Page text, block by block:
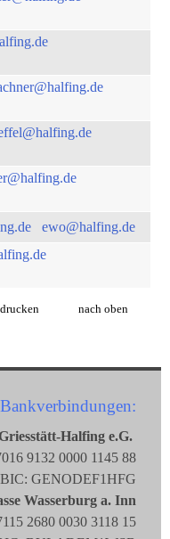
ewo@halfing.de
drucken nach oben
Bankverbindungen:
Halfing e.G.
9132 0000 1145 88
GENODEF1HFG
Wasserburg a. Inn
2680 0030 3118 15